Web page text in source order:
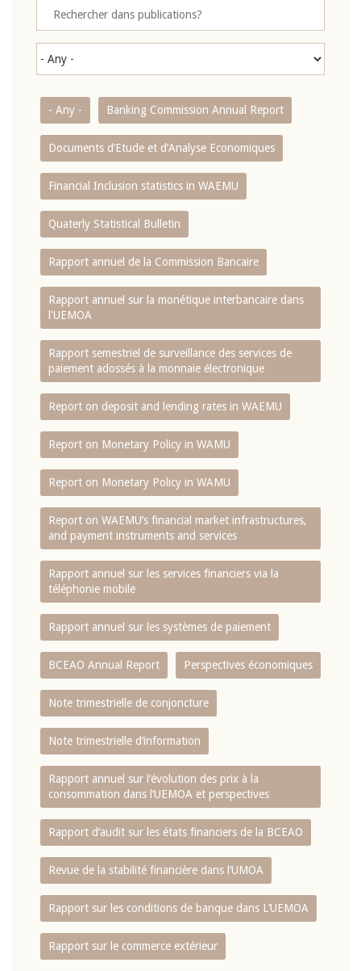
- Any - Banking Commission Annual Report
Documents d’Etude et d’Analyse Economiques
Financial Inclusion statistics in WAEMU
Quaterly Statistical Bulletin
Rapport annuel de la Commission Bancaire
Rapport annuel sur la monétique interbancaire dans
l'UEMOA
Rapport semestriel de surveillance des services de
paiement adossés à la monnaie électronique
Report on deposit and lending rates in WAEMU
Report on Monetary Policy in WAMU
Report on Monetary Policy in WAMU
Report on WAEMU’s financial market infrastructures,
and payment instruments and services
Rapport annuel sur les services financiers via la
téléphonie mobile
Rapport annuel sur les systèmes de paiement
BCEAO Annual Report Perspectives économiques
Note trimestrielle de conjoncture
Note trimestrielle d‘information
Rapport annuel sur l‘évolution des prix à la
consommation dans l‘UEMOA et perspectives
Rapport d‘audit sur les états financiers de la BCEAO
Revue de la stabilité financière dans l‘UMOA
Rapport sur les conditions de banque dans L‘UEMOA
Rapport sur le commerce extérieur